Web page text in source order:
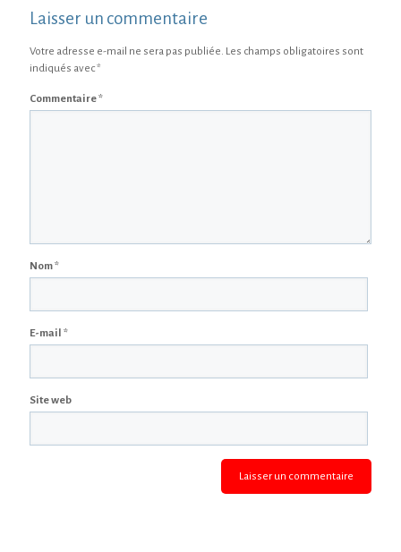
Laisser un commentaire
Votre adresse e-mail ne sera pas publiée. Les champs obligatoires sont
indiqués avec*
Commentaire*
Nom*
E-mail *
Site web